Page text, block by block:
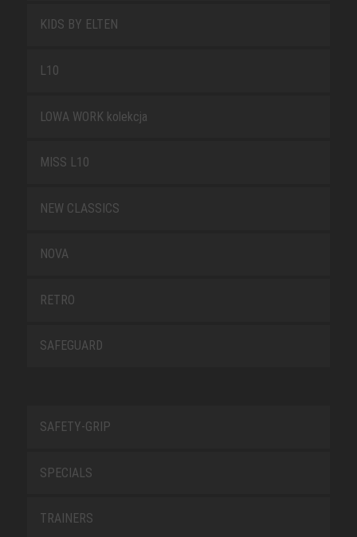
KIDS BY ELTEN
L10
LOWA WORK kolekcja
MISS L10
NEW CLASSICS
NOVA
RETRO
SAFEGUARD
SAFETY-GRIP
SPECIALS
TRAINERS